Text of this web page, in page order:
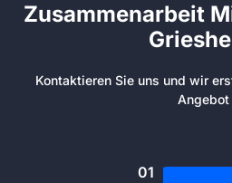
Zusammenarbeit
Kontaktieren Sie uns und wir
Angebot
01